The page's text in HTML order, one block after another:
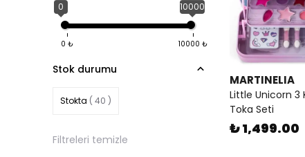
0 10000
0 ₺ 10000 ₺
Stok durumu
Stokta ( 40 )
Filtreleri temizle
MARTINELIA
Little Unicorn 3
Toka Seti
₺ 1,499.00